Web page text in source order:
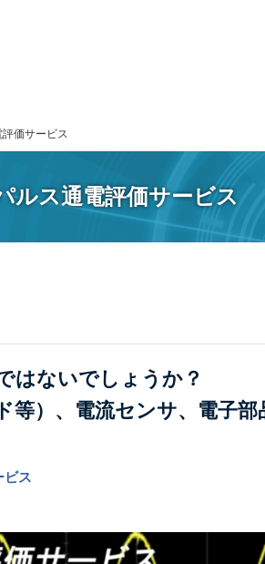
価サービス
ス通電評価サービス
はないでしょうか？
等）、電流センサ、電子
ス